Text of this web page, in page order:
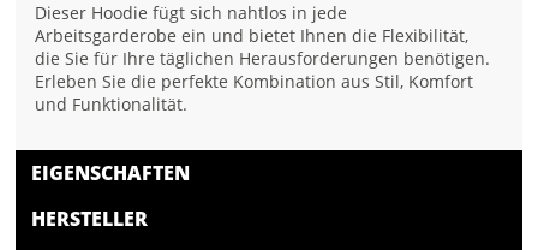
Dieser Hoodie fügt sich nahtlos in jede
Arbeitsgarderobe ein und bietet Ihnen die Flexibilität,
die Sie für Ihre täglichen Herausforderungen benötigen.
Erleben Sie die perfekte Kombination aus Stil, Komfort
und Funktionalität.
EIGENSCHAFTEN
HERSTELLER